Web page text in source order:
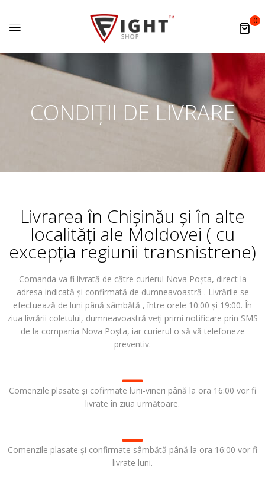
0
CONDIȚII DE LIVRARE
Livrarea în Chișinău și în alte
localități ale Moldovei ( cu
excepția regiunii transnistrene)
Comanda va fi livrată de către curierul Nova Poșta, direct la
adresa indicată și confirmată de dumneavoastră . Livrările se
efectuează de luni până sâmbătă , între orele 10:00 și 19:00. În
ziua livrării coletului, dumneavoastră veți primi notificare prin SMS
de la compania Nova Poșta, iar curierul o să vă telefoneze
preventiv.
Comenzile plasate și cofirmate luni-vineri până la ora 16:00 vor fi
livrate în ziua următoare.
Comenzile plasate și confirmate sâmbătă până la ora 16:00 vor fi
livrate luni.